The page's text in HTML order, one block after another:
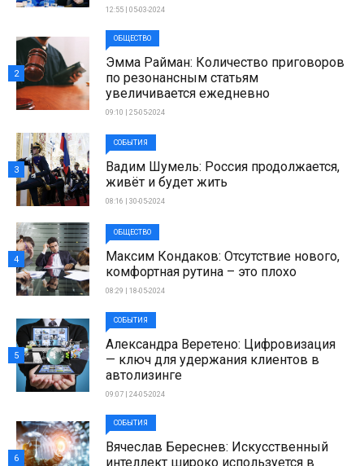
12:55 | 05-03-2024
ОБЩЕСТВО
Эмма Райман: Количество приговоров
по резонансным статьям
увеличивается ежедневно
09:10 | 25-05-2024
2
СОБЫТИЯ
Вадим Шумель: Россия продолжается,
живёт и будет жить
08:16 | 30-05-2024
3
ОБЩЕСТВО
Максим Кондаков: Отсутствие нового,
комфортная рутина – это плохо
08:29 | 18-05-2024
4
СОБЫТИЯ
Александра Веретено: Цифровизация
— ключ для удержания клиентов в
автолизинге
09:07 | 24-05-2024
5
СОБЫТИЯ
Вячеслав Береснев: Искусственный
интеллект широко используется в
6